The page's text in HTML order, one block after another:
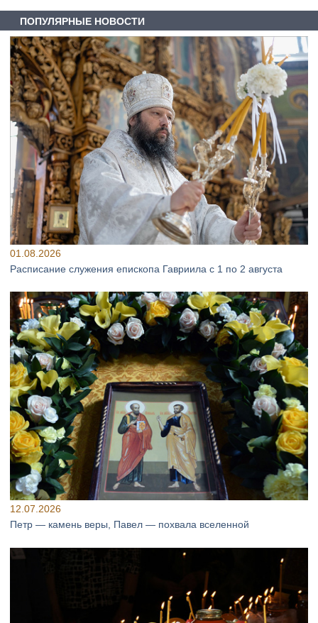
ПОПУЛЯРНЫЕ НОВОСТИ
01.08.2026
Расписание служения епископа Гавриила с 1 по 2 августа
12.07.2026
Петр — камень веры, Павел — похвала вселенной